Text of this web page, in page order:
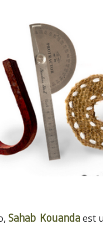
Sahab Kouandaest